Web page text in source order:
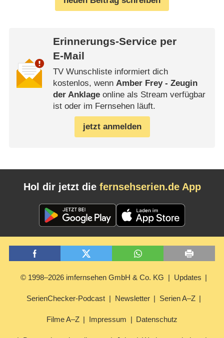
Erinnerungs-Service per
E-Mail
TV Wunschliste informiert dich
kostenlos, wenn Amber Frey - Zeugin
der Anklageonline als Stream verfügbar
ist oder im Fernsehen läuft.
jetzt anmelden
Hol dir jetzt die fernsehserien.de App
© 1998–2026 imfernsehen GmbH & Co. KG Updates
SerienChecker-Podcast Newsletter Serien A–Z
Filme A–Z Impressum Datenschutz